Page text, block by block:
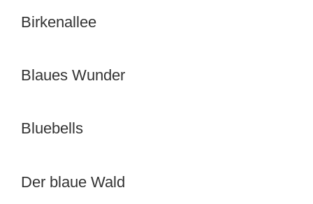
Birkenallee
Blaues Wunder
Bluebells
Der blaue Wald